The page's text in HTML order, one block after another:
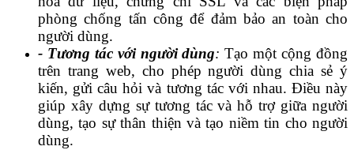
phòng chống tấn công để đảm bảo an toàn cho
người dùng.
- Tương tác với người dùng:Tạo một cộng đồng
trên trang web, cho phép người dùng chia sẻ ý
kiến, gửi câu hỏi và tương tác với nhau. Điều này
giúp xây dựng sự tương tác và hỗ trợ giữa người
dùng, tạo sự thân thiện và tạo niềm tin cho người
dùng.